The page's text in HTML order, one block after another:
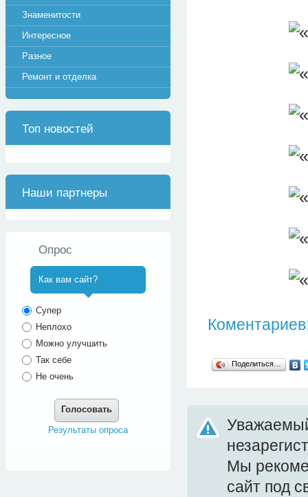
Поделиться…
Мы
сайт под
Знаменитости
Интересное
Разное
Ремонт и отделка
Топ новостей
Наши партнеры
Опрос
Как вам сайт?
Супер
Неплохо
Можно улучшить
Так себе
Не очень
Голосовать
Результаты опроса